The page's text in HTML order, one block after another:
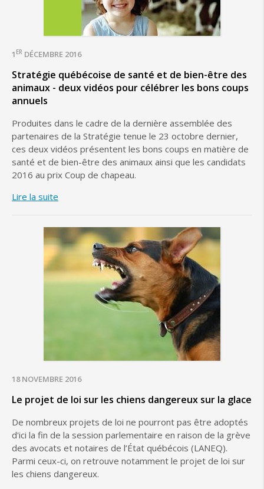
1 ER DÉCEMBRE 2016
Stratégie québécoise de santé et de bien-être des
animaux - deux vidéos pour célébrer les bons coups
annuels
Produites dans le cadre de la dernière assemblée des
partenaires de la Stratégie tenue le 23 octobre dernier,
ces deux vidéos présentent les bons coups en matière de
santé et de bien-être des animaux ainsi que les candidats
2016 au prix Coup de chapeau.
Lire la suite
18 NOVEMBRE 2016
Le projet de loi sur les chiens dangereux sur la glace
De nombreux projets de loi ne pourront pas être adoptés
d'ici la fin de la session parlementaire en raison de la grève
des avocats et notaires de l’État québécois (LANEQ).
Parmi ceux-ci, on retrouve notamment le projet de loi sur
les chiens dangereux.